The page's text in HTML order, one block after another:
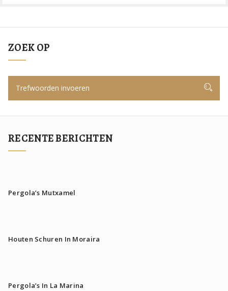
ZOEK OP
RECENTE BERICHTEN
Pergola’s Mutxamel
Houten Schuren In Moraira
Pergola’s In La Marina